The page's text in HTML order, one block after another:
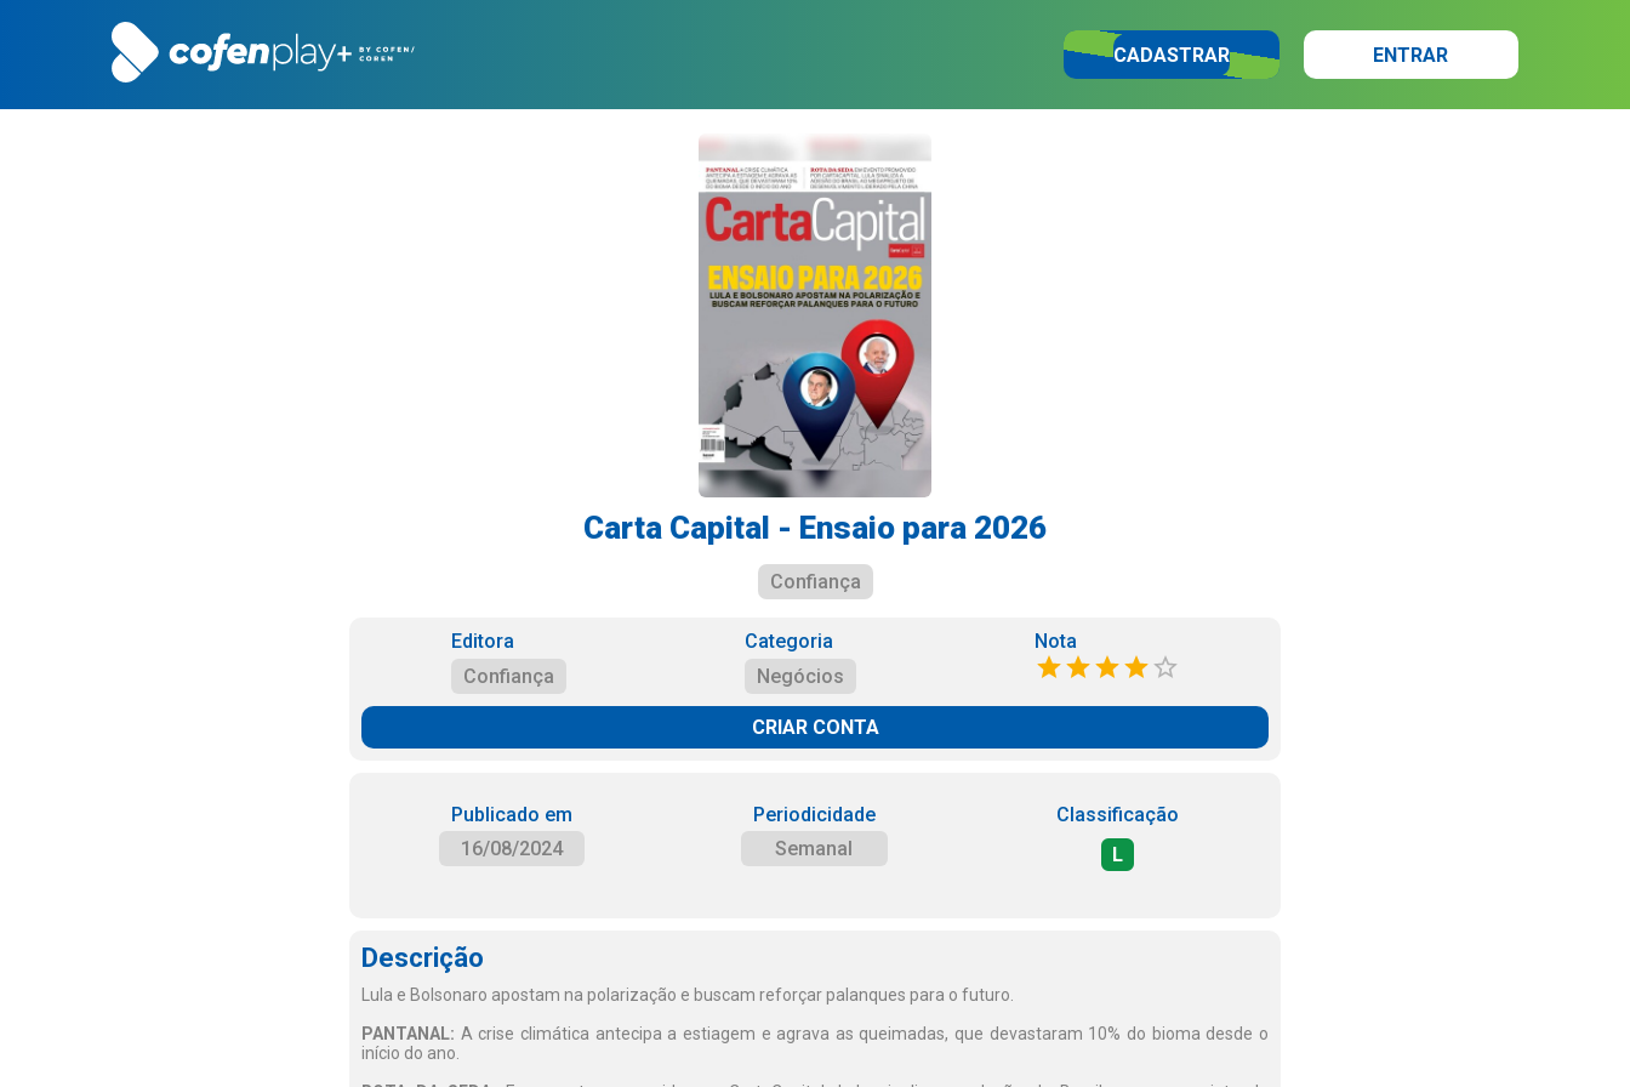
CADASTRAR ENTRAR
Carta Capital - Ensaio para 2026
Confiança
Editora
Confiança
Categoria
Negócios
Nota
CRIAR CONTA
Publicado em
16/08/2024
Periodicidade
Semanal
Classificação
L
Descrição
Lula e Bolsonaro apostam na polarização e buscam reforçar palanques para o futuro.
PANTANAL: A crise climática antecipa a estiagem e agrava as queimadas, que devastaram 10% do bioma desde o
início do ano.